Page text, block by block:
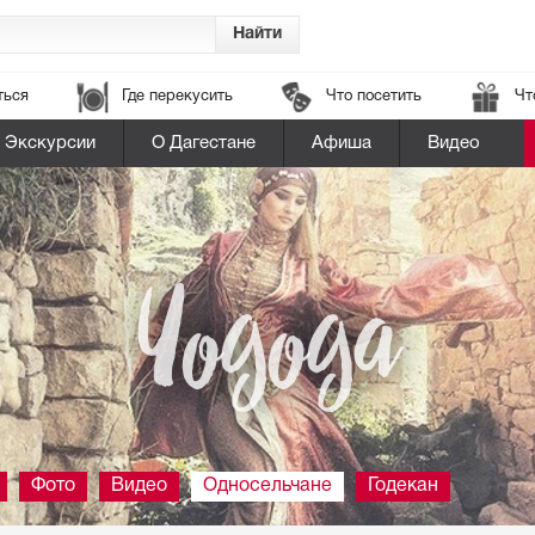
Где перекусить Что посетить
Экскурсии О Дагестане Афиша Видео
Чодода
Фото Видео Односельчане Годекан